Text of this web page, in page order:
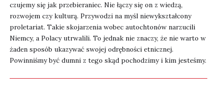
czujemy się jak przebieraniec. Nie łączy się on z wiedzą,
rozwojem czy kulturą. Przywodzi na myśl niewykształcony
proletariat. Takie skojarzenia wobec autochtonów narzucili
Niemcy, a Polacy utrwalili. To jednak nie znaczy, że nie warto w
żaden sposób ukazywać swojej odrębności etnicznej.
Powinniśmy być dumni z tego skąd pochodzimy i kim jesteśmy.